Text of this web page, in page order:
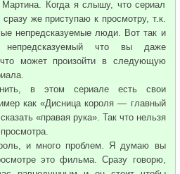
Когда я слышу, что сериал
же приступаю к просмотру, т.к.
непредсказуемые люди. Вот так и
непредсказуемый что вы даже
может произойти в следующую
в этом сериале есть свои
как «Дисница короля — главный
«правая рука». Так что нельзя
и много проблем. Я думаю вы
это фильма. Сразу говорю,